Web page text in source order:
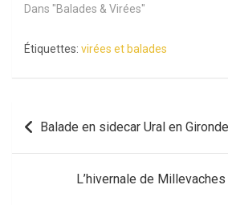
Dans "Balades & Virées"
Étiquettes: virées et balades
Navigation
l’article
Balade en sidecar Ural en Gironde
L’hivernale de